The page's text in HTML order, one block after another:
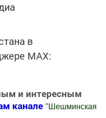
в
MАХ:
и интересным
канале " Шешминская